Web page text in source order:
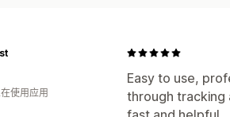
Easy to use,
through tracking
使用应用